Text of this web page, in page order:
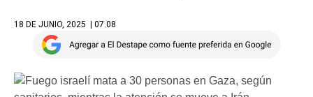
18 DE JUNIO, 2025 | 07.08